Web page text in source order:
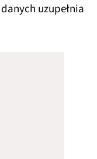
uzupełnia